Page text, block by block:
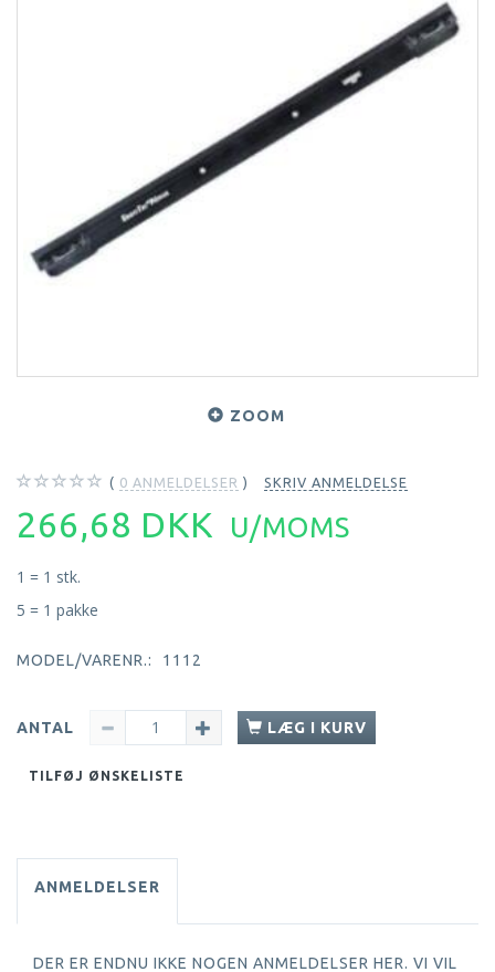
ZOOM
0 ANMELDELSER SKRIV ANMELDELSE
266,68 DKK U/MOMS
1 = 1 stk.
5 = 1 pakke
MODEL/VARENR.: 1112
ANTAL LÆG I KURV
TILFØJ ØNSKELISTE
ANMELDELSER
DER ER ENDNU IKKE NOGEN ANMELDELSER HER. VI VIL